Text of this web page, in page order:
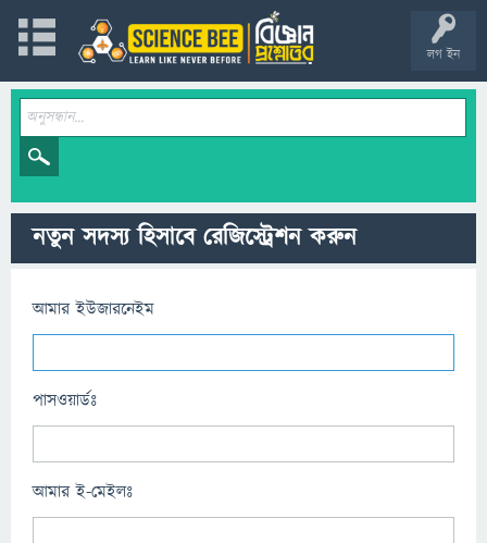
লগ ইন
নতুন সদস্য হিসাবে রেজিস্ট্রেশন করুন
আমার ইউজারনেইম
পাসওয়ার্ডঃ
আমার ই-মেইলঃ